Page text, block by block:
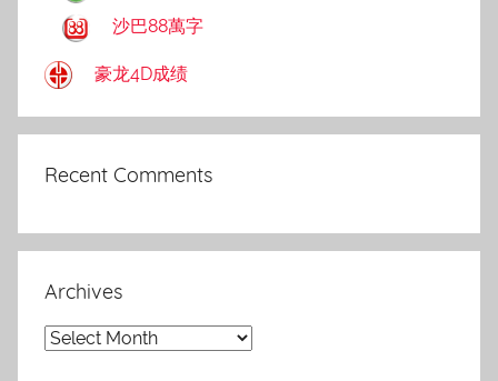
沙巴88萬字
豪龙4D成绩
Recent Comments
Archives
Archives